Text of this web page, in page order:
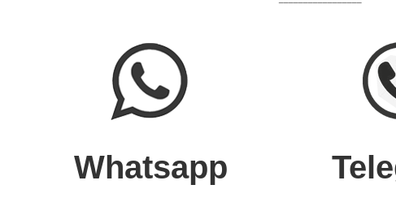
OC - SISTEMA FLORICULTURA
recesso de fim de ano 2024/2025.
segurança + correções.
O Consultor Informática informa! ATENÇÃO!!!
Whatsapp